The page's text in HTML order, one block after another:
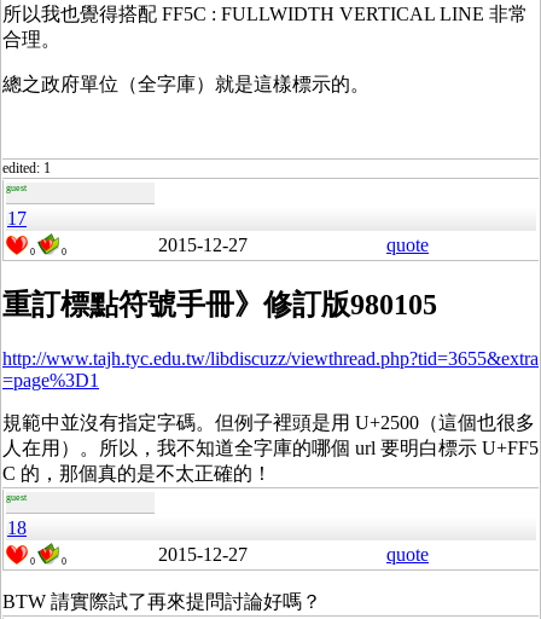
所以我也覺得搭配 FF5C : FULLWIDTH VERTICAL LINE 非常
合理。
總之政府單位（全字庫）就是這樣標示的。
edited: 1
guest
17
0 0 2015-12-27 quote
重訂標點符號手冊》修訂版980105
http://www.tajh.tyc.edu.tw/libdiscuzz/viewthread.php?tid=3655&extra
=page%3D1
規範中並沒有指定字碼。但例子裡頭是用 U+2500（這個也很多
人在用）。所以，我不知道全字庫的哪個 url 要明白標示 U+FF5
C 的，那個真的是不太正確的！
guest
18
0 0 2015-12-27 quote
BTW 請實際試了再來提問討論好嗎？